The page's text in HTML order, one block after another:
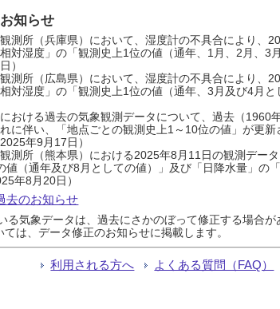
知らせ
測所（兵庫県）において、湿度計の不具合により、
対湿度」の「観測史上1位の値（通年、1月、2月、3
）
測所（広島県）において、湿度計の不具合により、
対湿度」の「観測史上1位の値（通年、3月及び4月
おける過去の気象観測データについて、過去（
に伴い、「地点ごとの観測史上1～10位の値」が更
年9月17日）
測所（熊本県）における2025年8月11日の観測デー
値（通年及び8月としての値）」及び「日降水量」
年8月20日）
去のお知らせ
る気象データは、過去にさかのぼって修正する場合
ては、データ修正のお知らせに掲載します。
利用される方へ よくある質問（FAQ）